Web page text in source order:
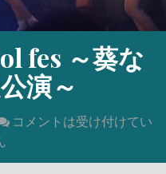
fes ～葵な
演～
コメントは受け付けてい